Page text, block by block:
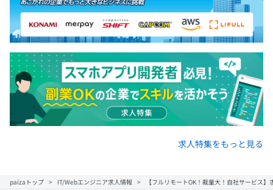
求人特集をもっと見る
paizaトップ IT/Webエンジニア求人情報 【フルリモートOK！裁量大！自社サービス